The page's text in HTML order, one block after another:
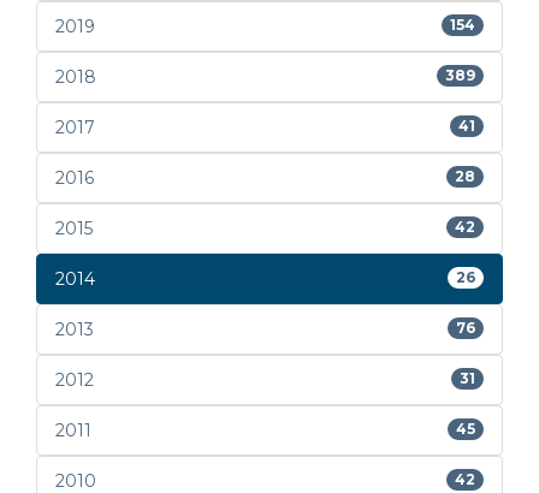
2019 154
2018 389
2017 41
2016 28
2015 42
2014 26
2013 76
2012 31
2011 45
2010 42